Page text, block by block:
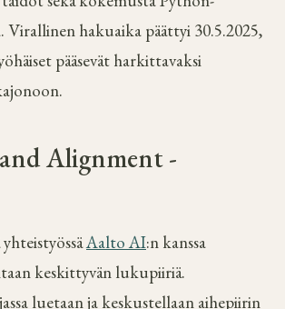
Virallinen hakuaika päättyi 30.5.2025,
pääsevät harkittavaksi
Alignment -
yhteistyössäAalto AI:n kanssa
keskittyvän lukupiiriä.
luetaan ja keskustellaan aihepiirin